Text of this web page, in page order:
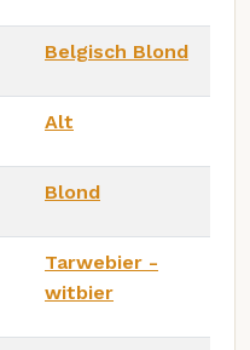
Belgisch Blond
Alt
Blond
Tarwebier -
witbier